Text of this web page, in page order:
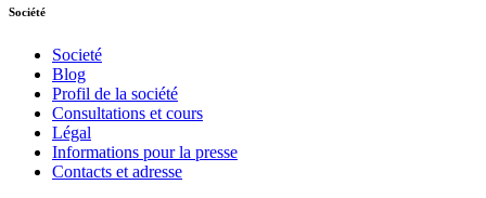
Société
Societé
Blog
Profil de la société
Consultations et cours
Légal
Informations pour la presse
Contacts et adresse